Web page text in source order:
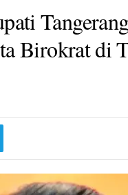
Birokrat di